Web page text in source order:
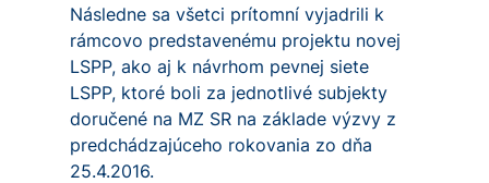
Následne sa všetci prítomní vyjadrili k
rámcovo predstavenému projektu novej
LSPP, ako aj k návrhom pevnej siete
LSPP, ktoré boli za jednotlivé subjekty
doručené na MZ SR na základe výzvy z
predchádzajúceho rokovania zo dňa
25.4.2016.